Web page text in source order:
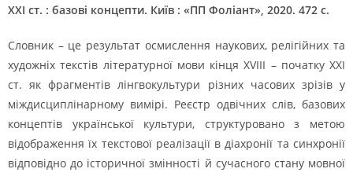
ХХІ ст. : базові концепти. Київ : «ПП Фоліант», 2020. 472 с.
Словник – це результат осмислення наукових, релігійних та
художніх текстів літературної мови кінця XVIII – початку XXI
ст. як фрагментів лінгвокультури різних часових зрізів у
міждисциплінарному вимірі. Реєстр одвічних слів, базових
концептів української культури, структуровано з метою
відображення їх текстової реалізації в діахронії та синхронії
відповідно до історичної змінності й сучасного стану мовної